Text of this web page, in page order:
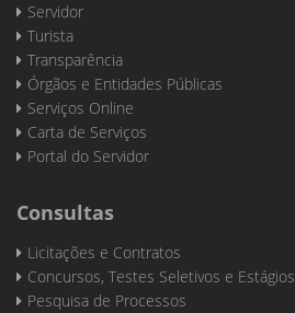
Servidor
Turista
Transparência
Órgãos e Entidades Públicas
Serviços Online
Carta de Serviços
Portal do Servidor
Consultas
Licitações e Contratos
Concursos, Testes Seletivos e Estágios
Pesquisa de Processos